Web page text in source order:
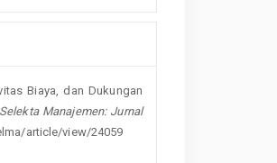
Biaya, dan Dukungan
Selekta Manajemen: Jurnal
article/view/24059